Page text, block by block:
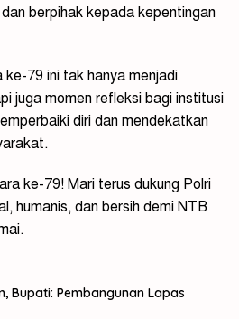
berpihak kepada kepentingan
79 ini tak hanya menjadi
juga momen refleksi bagi institusi
diri dan mendekatkan
ke-79! Mari terus dukung Polri
humanis, dan bersih demi NTB
Bupati: Pembangunan Lapas